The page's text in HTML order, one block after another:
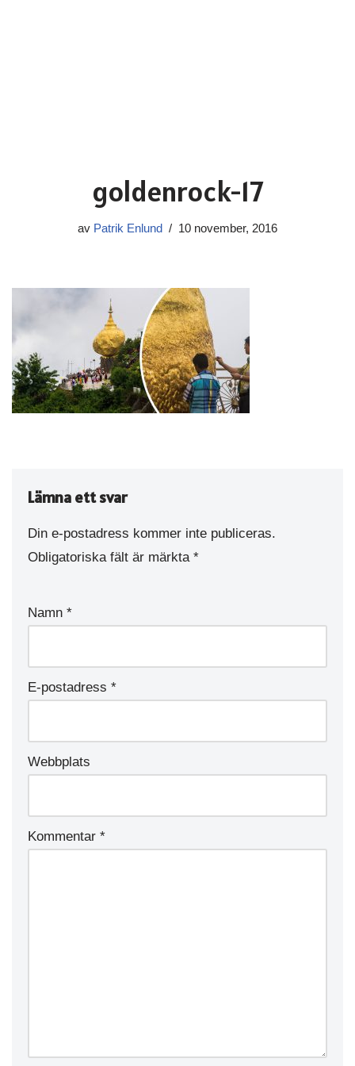
goldenrock-17
av Patrik Enlund 10 november, 2016
Lämna ett svar
Din e-postadress kommer inte publiceras.
Obligatoriska fält är märkta *
Namn *
E-postadress *
Webbplats
Kommentar *